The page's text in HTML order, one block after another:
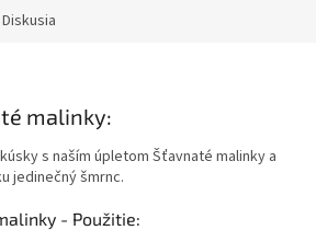
Diskusia
malinky:
s naším úpletom Šťavnaté malinky a
jedinečný šmrnc.
- Použitie: